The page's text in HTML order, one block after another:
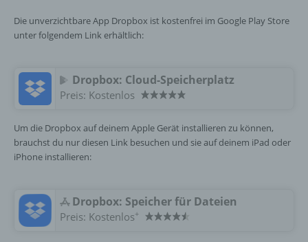
Die unverzichtbare App Dropbox ist kostenfrei im Google Play Store
unter folgendem Link erhältlich:
Dropbox: Cloud-Speicherplatz
Preis: Kostenlos
Um die Dropbox auf deinem Apple Gerät installieren zu können,
brauchst du nur diesen Link besuchen und sie auf deinem iPad oder
iPhone installieren:
Dropbox: Speicher für Dateien
Preis: Kostenlos+
sie mit der Verarbeitung der sie betreffenden
personenbezogenen Daten einverstanden
Name und Anschrift des für die Verarbeitung
Verantwortlichen
Verantwortlicher im Sinne der Datenschutz-
Grundverordnung, sonstiger in den Mitgliedstaaten
mit datenschutzrechtlichem Charakter ist die:
InnoMobile GmbH